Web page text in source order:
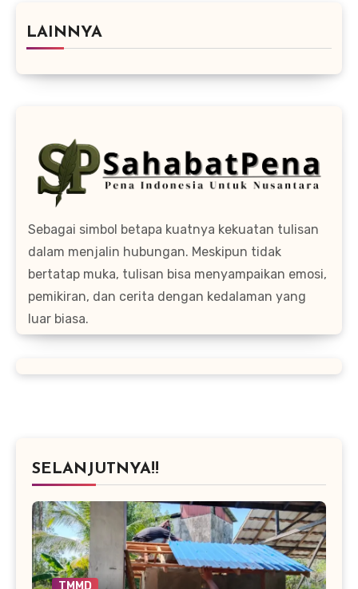
LAINNYA
Sebagai simbol betapa kuatnya kekuatan tulisan
dalam menjalin hubungan. Meskipun tidak
bertatap muka, tulisan bisa menyampaikan emosi,
pemikiran, dan cerita dengan kedalaman yang
luar biasa.
SELANJUTNYA!!
TMMD